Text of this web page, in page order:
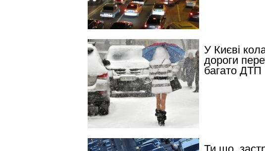
У Києві
дороги
багато ДТП